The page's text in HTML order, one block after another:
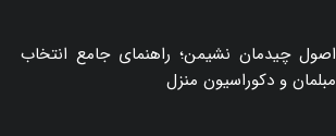
اصول چیدمان نشیمن؛ راهنمای جامع انتخاب
مبلمان و دکوراسیون منزل